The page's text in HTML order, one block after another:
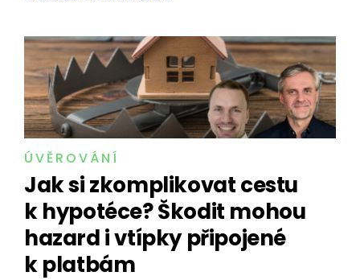
ÚVĚROVÁNÍ
Jak si zkomplikovat cestu
k hypotéce? Škodit mohou
hazard i vtípky připojené
k platbám